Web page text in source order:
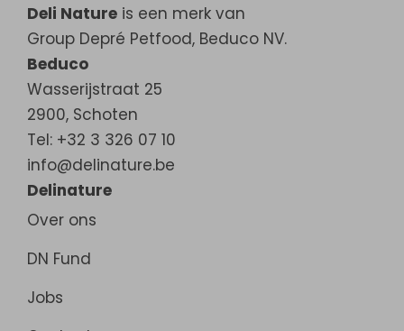
Deli Nature is een merk van
Group Depré Petfood, Beduco NV.
Beduco
Wasserijstraat 25
2900, Schoten
Tel: +32 3 326 07 10
info@delinature.be
Delinature
Over ons
DN Fund
Jobs